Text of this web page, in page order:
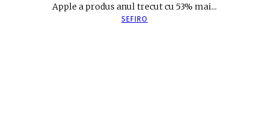
Apple a produs anul trecut cu 53% mai...
SEFIRO